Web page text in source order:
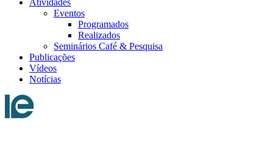
Atividades
Eventos
Programados
Realizados
Seminários Café & Pesquisa
Publicações
Vídeos
Notícias